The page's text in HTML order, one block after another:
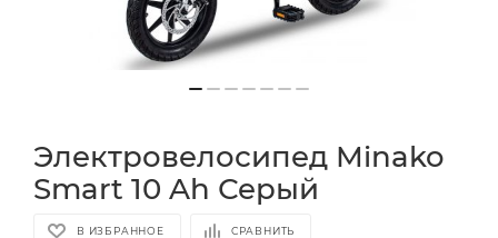
Электровелосипед Minako
Smart 10 Ah Серый
В ИЗБРАННОЕ СРАВНИТЬ